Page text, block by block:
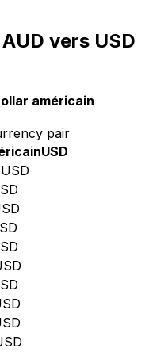
vers USD
américain
pair
USD
USD